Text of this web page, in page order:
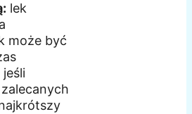
lek
może być
jeśli